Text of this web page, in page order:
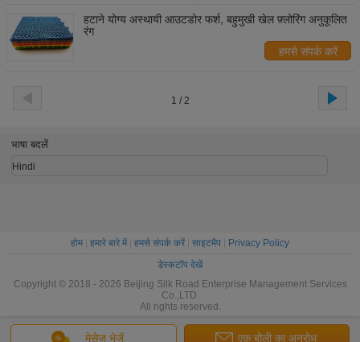
हटाने योग्य अस्थायी आउटडोर फर्श, बहुमुखी खेल फ़्लोरिंग अनुकूलित
रंग
हमसे संपर्क करें
1 / 2
मेसेज भेजें एक बोली का अनुरोध
भाषा बदलें
Hindi
होम हमारे बारे में हमसे संपर्क करें साइटमैप
Privacy Policy
डेस्कटॉप देखें
Copyright © 2018 - 2026 Beijing Silk Road Enterprise Management Services
Co.,LTD.
All rights reserved.